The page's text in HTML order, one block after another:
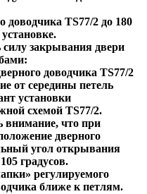
доводчика TS77/2 до 180
силу закрывания двери
доводчика TS77/2
от середины петель
установки
схемой TS77/2.
внимание, что при
дверного
угол открывания
градусов.
регулируемого
ближе к петлям.